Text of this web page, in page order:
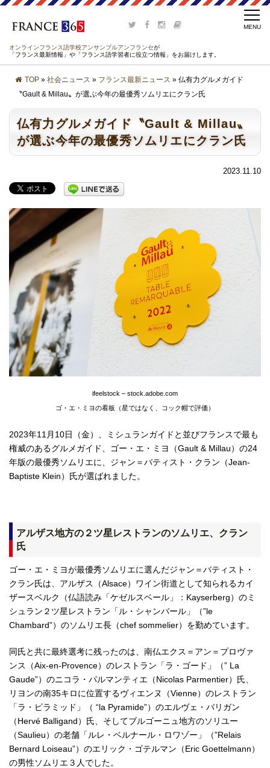
オンラインフランス語学校アンサンブルアンフランセが
「フランス最新情報」や「フランス語学習者に役立つ情報」をお届けします。
TOP » 社会ニュース » フランス最新ニュース » 仏有力グルメガイド
〝Gault & Millau〟が選ぶ今年の最優秀ソムリエにクラン氏
仏有力グルメガイド〝Gault & Millau〟
が選ぶ今年の最優秀ソムリエにクラン氏
2023.11.10
ifeelstock – stock.adobe.com
ゴ・エ・ミヨの看板（星ではなく、コック帽で評価）
2023年11月10日（金）、ミシュランガイドと並びフランスで最も
権威のあるグルメガイド、ゴー・エ・ミヨ（Gault & Millau）の24
年版の最優秀ソムリエに、ジャン＝バティスト・クラン（Jean-
Baptiste Klein）氏が選ばれました。
アルザス地方の２ツ星レストランのソムリエ、クラン
氏
ゴー・エ・ミヨが最優秀ソムリエに選んだジャン＝バティスト・
クラン氏は、アルザス（Alsace）ワイン街道として知られるカイ
ザースベルク（仏語読み「ケゼルスベール」：Kayserberg）のミ
シュラン２ツ星レストラン「ル・シャンバール」（”le
Chambard”）のソムリエ長（chef sommelier）を勤めています。
同氏と共に最終選考に残ったのは、南仏エクス＝アン＝プロヴァ
ンス（Aix-en-Provence）のレストラン「ラ・ゴード」（” La
Gaude”）のニコラ・パルマンティエ（Nicolas Parmentier）氏、
リヨンの南35キロに位置するヴィエンヌ（Vienne）のレストラン
「ラ・ピラミッド」（ “la Pyramide”）のエルヴェ・バリガン
（Hervé Balligand）氏、そしてブルゴーニュ地方のソリユー
（Saulieu）の老舗「ルレ・ベルナール・ロワゾー」（”Relais
Bernard Loiseau”）のエリック・ゴテルマン（Eric Goettelmann）
の男性ソムリエ３人でした。